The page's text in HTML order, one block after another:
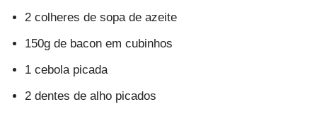
2 colheres de sopa de azeite
150g de bacon em cubinhos
1 cebola picada
2 dentes de alho picados